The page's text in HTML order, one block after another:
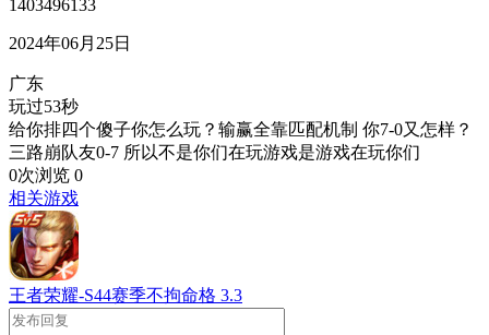
1403496133
2024年06月25日
广东
玩过53秒
给你排四个傻子你怎么玩？输赢全靠匹配机制 你7-0又怎样？
三路崩队友0-7 所以不是你们在玩游戏是游戏在玩你们
0次浏览 0
相关游戏
王者荣耀-S44赛季不拘命格 3.3